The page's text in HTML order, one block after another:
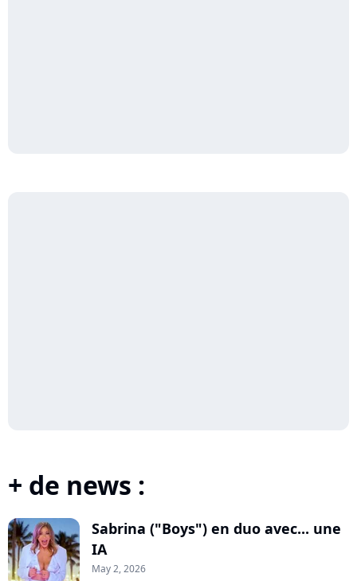
+ de news :
Sabrina ("Boys") en duo avec... une
IA
May 2, 2026